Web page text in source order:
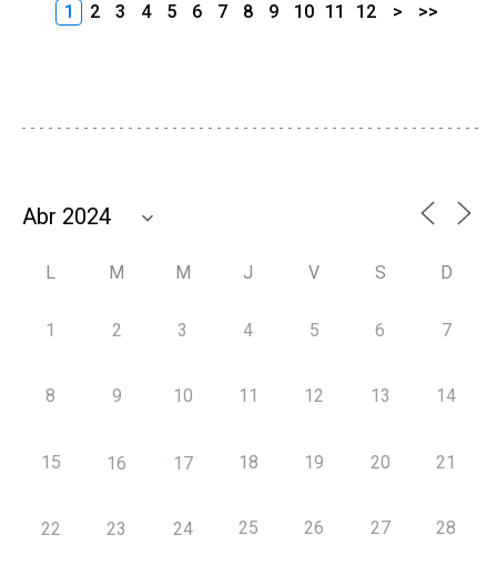
1 2 3 4 5 6 7 8 9 10 11 12 > >>
L M M J V S D
1 2 3 4 5 6 7
8 9 10 11 12 13 14
15 16 17 18 19 20 21
22 23 24 25 26 27 28